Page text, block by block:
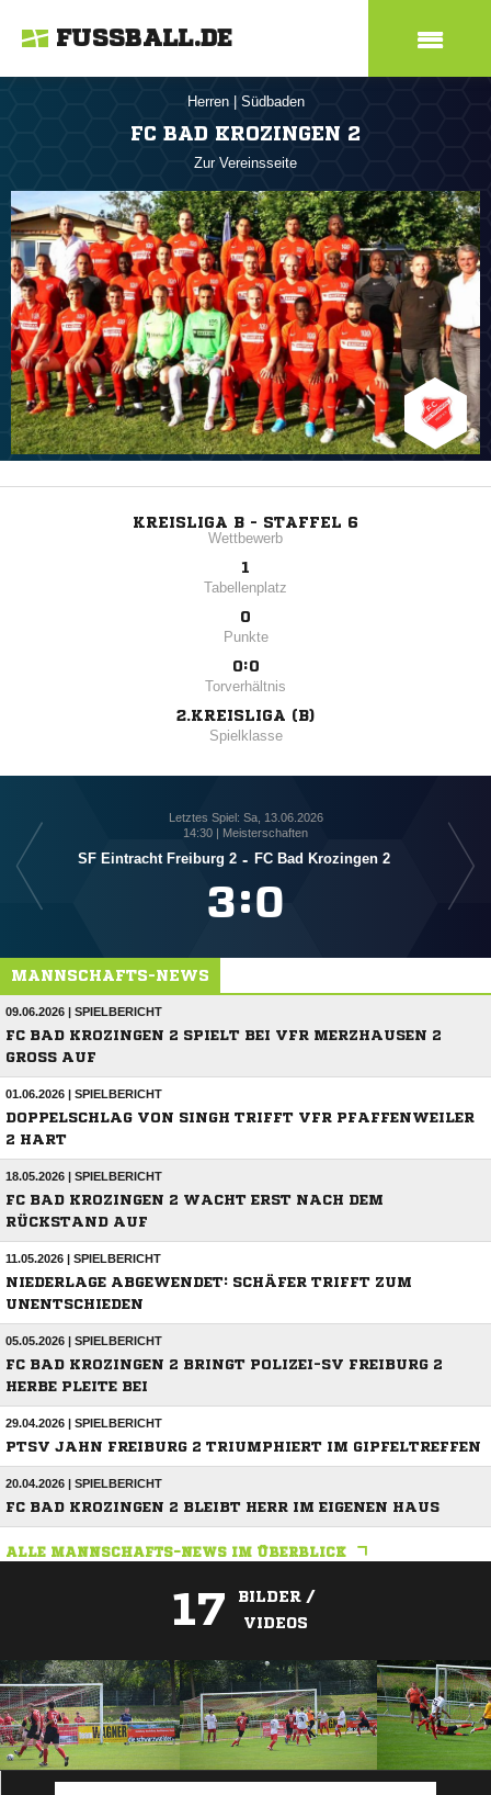
FUSSBALL.DE
Herren Südbaden
FC BAD KROZINGEN 2
Zur Vereinsseite
KREISLIGA B - STAFFEL 6
Wettbewerb
1
Tabellenplatz
0
Punkte
0:0
Torverhältnis
2.KREISLIGA (B)
Spielklasse
Letztes Spiel: Sa, 13.06.2026
14:30 | Meisterschaften
SF Eintracht Freiburg 2 - FC Bad Krozingen 2
:
MANNSCHAFTS-NEWS
09.06.2026 | SPIELBERICHT
FC BAD KROZINGEN 2 SPIELT BEI VFR MERZHAUSEN 2
GROSS AUF
01.06.2026 | SPIELBERICHT
DOPPELSCHLAG VON SINGH TRIFFT VFR PFAFFENWEILER
2 HART
18.05.2026 | SPIELBERICHT
FC BAD KROZINGEN 2 WACHT ERST NACH DEM
RÜCKSTAND AUF
11.05.2026 | SPIELBERICHT
NIEDERLAGE ABGEWENDET: SCHÄFER TRIFFT ZUM
UNENTSCHIEDEN
05.05.2026 | SPIELBERICHT
FC BAD KROZINGEN 2 BRINGT POLIZEI-SV FREIBURG 2
HERBE PLEITE BEI
29.04.2026 | SPIELBERICHT
PTSV JAHN FREIBURG 2 TRIUMPHIERT IM GIPFELTREFFEN
20.04.2026 | SPIELBERICHT
FC BAD KROZINGEN 2 BLEIBT HERR IM EIGENEN HAUS
ALLE MANNSCHAFTS-NEWS IM ÜBERBLICK
17
BILDER /
VIDEOS
ANZEIGE